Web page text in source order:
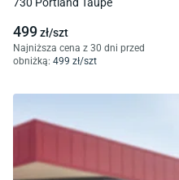
499zł/szt
Najniższa cena z 30 dni przed
obniżką: 499 zł/szt